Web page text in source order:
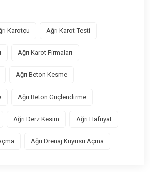
Karotçu Ağrı Karot Testi
Ağrı Karot Firmaları
Ağrı Beton Kesme
Ağrı Beton Güçlendirme
Ağrı Derz Kesim Ağrı Hafriyat
Ağrı Drenaj Kuyusu Açma